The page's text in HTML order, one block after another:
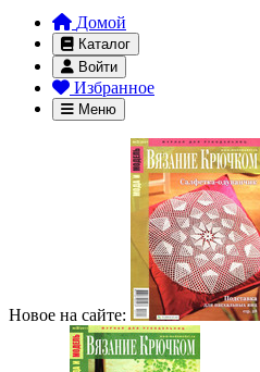
Домой
Каталог
Войти
Избранное
Меню
Новое на сайте: